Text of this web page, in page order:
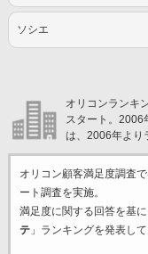
ソシエ
オリコンランキ
スタート。2006
は、2006年より
オリコン顧客満足度調査
ート調査を実施。
満足度に関する回答を基
テ」ランキングを発表して